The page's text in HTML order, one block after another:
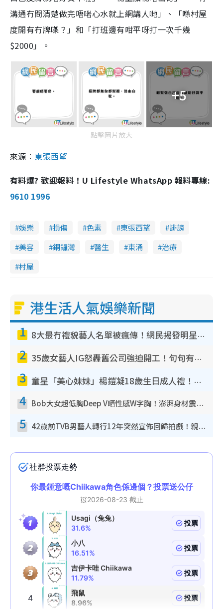
溝通冇問清楚做完唔啱心水就上網講人哋」、「喺村屋
度開有冇牌㗎？」和「打班邊有咁平呀打一次千幾
$2000」。
+5
點擊圖片放大
來源︰ 東張西望
有料爆? 歡迎報料！U Lifestyle WhatsApp 報料專線:
9610 1996
娛樂 損傷 色素 東張西望
誹謗
美容
銅鑼灣 醫生 東涌
治療
村屋
港生活人氣娛樂新聞
1 8大最冇禮貌藝人名單被瘋傳！網民揭發明星真面目 一致數臭呢位係無品天花板？
2 35歲女藝人IG怒轟舊公司強迫開工！句句有骨寸到爆：好老闆真係好重要
3 童星「美心妹妹」楊鎧凝18歲生日成人禮！最新近照曝光蛻變冰壺冠軍文武雙全
4 Bob大女超低胸Deep V晒性感W字胸！澎湃身材震撼眼球獲讚勁過袁嘉敏
5 42歲前TVB男藝人轉行12年突然宣佈回歸拍戲！親揭當年離巢真相：等足九年